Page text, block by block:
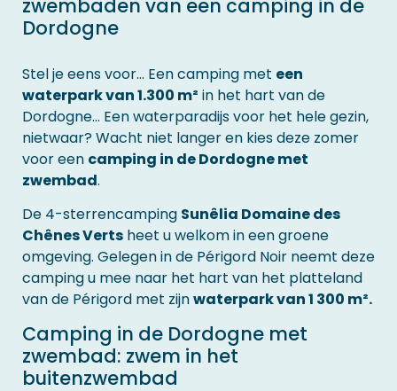
zwembaden van een camping in de
Dordogne
Stel je eens voor… Een camping met een
waterpark van 1.300 m² in het hart van de
Dordogne… Een waterparadijs voor het hele gezin,
nietwaar? Wacht niet langer en kies deze zomer
voor een camping in de Dordogne met
zwembad.
De 4-sterrencamping Sunêlia Domaine des
Chênes Vertsheet u welkom in een groene
omgeving. Gelegen in de Périgord Noir neemt deze
camping u mee naar het hart van het platteland
van de Périgord met zijnwaterpark van 1 300 m².
Camping in de Dordogne met
zwembad: zwem in het
buitenzwembad